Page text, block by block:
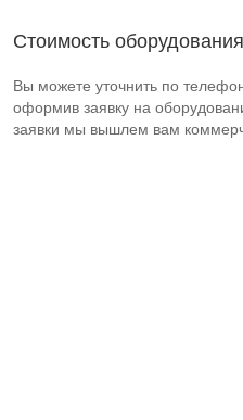
Стоимость оборудования
Вы можете уточнить по
оформив заявку на
заявки мы вышлем вам